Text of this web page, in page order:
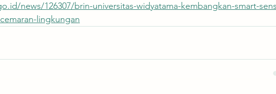
news/126307/brin-universitas-widyatama-kembangkan-smart-
lingkungan